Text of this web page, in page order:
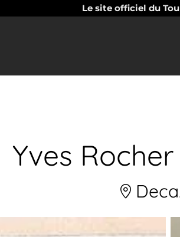
Le site officiel du
Yves